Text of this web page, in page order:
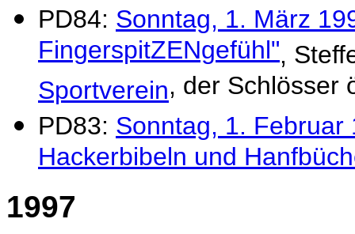
PD84: Sonntag, 1. März
FingerspitZENgefühl",
Sportverein, der Schlösser
PD83: Sonntag, 1. Februar
Hackerbibeln und
1997